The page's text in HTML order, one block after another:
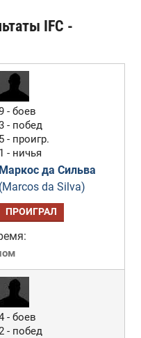
IFC -
- боев
- побед
5 - проигр.
1 - ничья
Маркос да Сильва
(Marcos da Silva)
ПРОИГРАЛ
- боев
- побед